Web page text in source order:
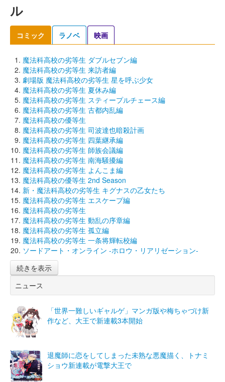
ル
コミック ラノベ 映画
魔法科高校の劣等生 ダブルセブン編
魔法科高校の劣等生 来訪者編
劇場版 魔法科高校の劣等生 星を呼ぶ少女
魔法科高校の劣等生 夏休み編
魔法科高校の劣等生 スティープルチェース編
魔法科高校の劣等生 古都内乱編
魔法科高校の優等生
魔法科高校の劣等生 司波達也暗殺計画
魔法科高校の劣等生 四葉継承編
魔法科高校の劣等生 師族会議編
魔法科高校の劣等生 南海騒擾編
魔法科高校の劣等生 よんこま編
魔法科高校の優等生 2nd Season
新・魔法科高校の劣等生 キグナスの乙女たち
魔法科高校の劣等生 エスケープ編
魔法科高校の劣等生
魔法科高校の劣等生 動乱の序章編
魔法科高校の劣等生 孤立編
魔法科高校の劣等生 一条将輝転校編
ソードアート・オンライン -ホロウ・リアリゼーション-
続きを表示
ニュース
「世界一難しいギャルゲ」マンガ版や梅ちゃづけ新
作など、大王で新連載3本開始
退魔師に恋をしてしまった未熟な悪魔描く、トナミ
ショウ新連載が電撃大王で